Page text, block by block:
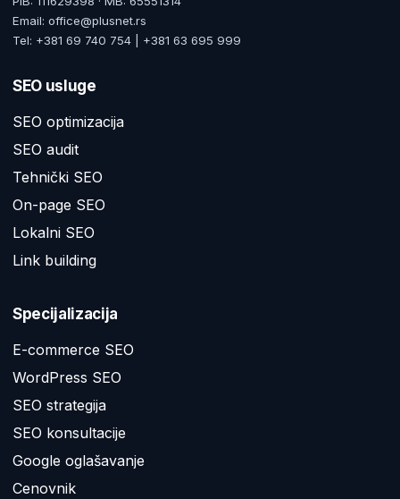
Email: office@plusnet.rs
Tel: +381 69 740 754 | +381 63 695 999
SEO usluge
SEO optimizacija
SEO audit
Tehnički SEO
On-page SEO
Lokalni SEO
Link building
Specijalizacija
E-commerce SEO
WordPress SEO
SEO strategija
SEO konsultacije
Google oglašavanje
Cenovnik